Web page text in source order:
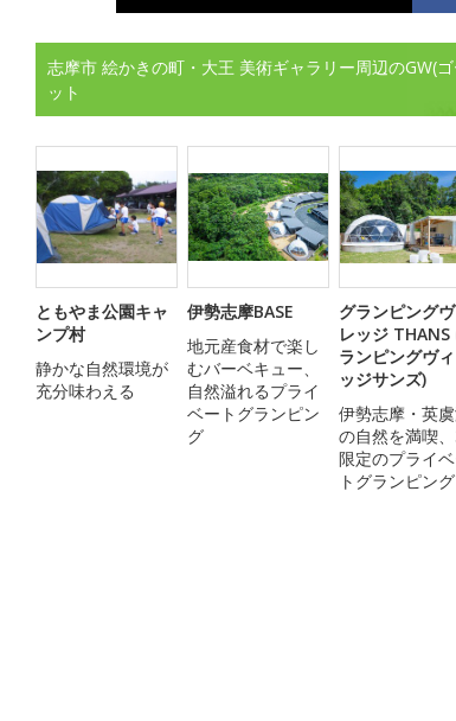
志摩市 絵かきの町・大王 美術ギャラリー周辺のGW(
ット
ともやま公園キャ
ンプ村
静かな自然環境が
充分味わえる
伊勢志摩BASE
地元産食材で楽し
むバーベキュー、
自然溢れるプライ
ベートグランピン
グ
グランピング
レッジ THANS
ランピングヴ
ッジサンズ)
伊勢志摩・英
の自然を満喫
限定のプライ
トグランピング